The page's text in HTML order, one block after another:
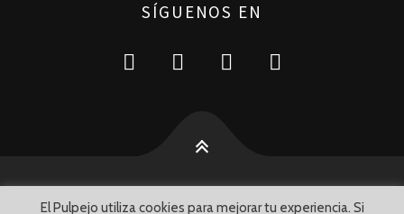
SÍGUENOS EN
El Pulpejo utiliza cookies para mejorar tu experiencia. Si